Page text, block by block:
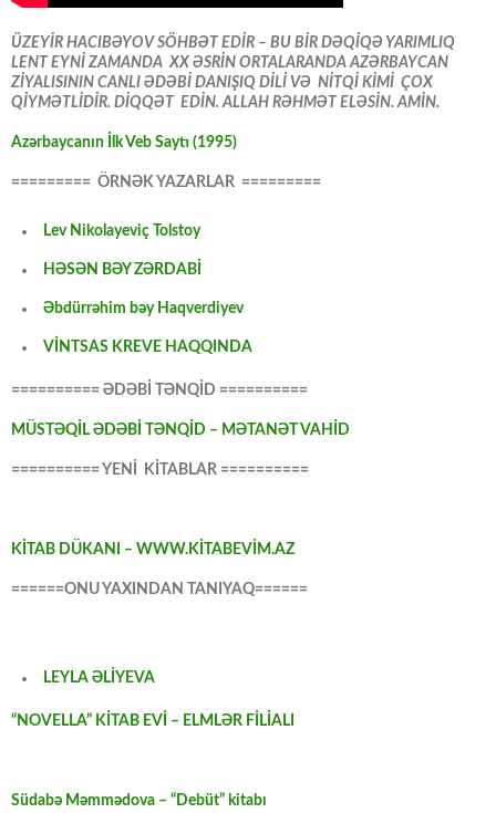
ÜZEYİR HACIBƏYOV SÖHBƏT EDİR – BU BİR DƏQİQƏ YARIMLIQ
LENT EYNİ ZAMANDA XX ƏSRİN ORTALARANDA AZƏRBAYCAN
ZİYALISININ CANLI ƏDƏBİ DANIŞIQ DİLİ VƏ NİTQİ KİMİ ÇOX
QİYMƏTLİDİR. DİQQƏT EDİN. ALLAH RƏHMƏT ELƏSİN. AMİN.
Azərbaycanın İlk Veb Saytı (1995)
========= ÖRNƏK YAZARLAR =========
Lev Nikolayeviç Tolstoy
HƏSƏN BƏY ZƏRDABİ
Əbdürrəhim bəy Haqverdiyev
VİNTSAS KREVE HAQQINDA
========== ƏDƏBİ TƏNQİD ==========
MÜSTƏQİL ƏDƏBİ TƏNQİD – MƏTANƏT VAHİD
========== YENİ KİTABLAR ==========
KİTAB DÜKANI – WWW.KİTABEVİM.AZ
======ONU YAXINDAN TANIYAQ======
LEYLA ƏLİYEVA
“NOVELLA” KİTAB EVİ – ELMLƏR FİLİALI
Südabə Məmmədova – “Debüt” kitabı